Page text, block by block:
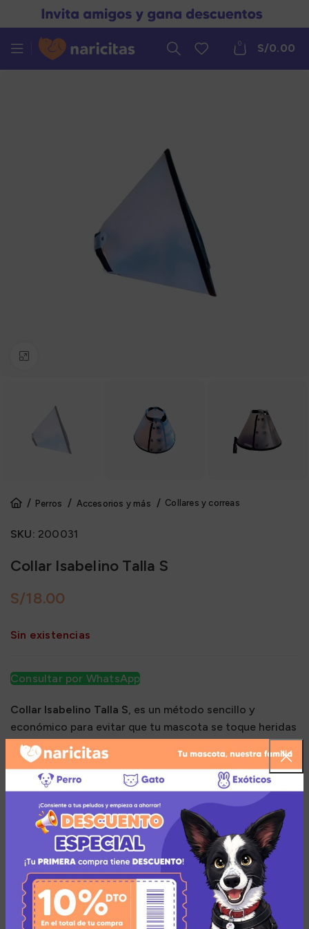
0 S/0.00
Perros Accesorios y más Collares y correas
SKU: 200031
Collar Isabelino Talla S
S/
Sin existencias
Consultar por WhatsApp
Collar Isabelino Talla S, es un método sencillo y
económico para evitar que tu mascota se toque heridas
en el cuerpo o la cabeza. Material muy resistente y
duradero. Puede lavarse con agua y jabón.
Múltiples medios de pago
Añadir a la lista de deseos
Zona de cobertura para el envío